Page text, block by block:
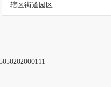
辖区街道园区